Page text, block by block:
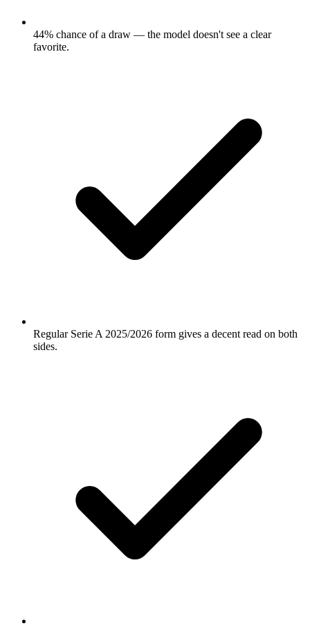
44% chance of a draw — the model doesn't see a clear
favorite.
Regular Serie A 2025/2026 form gives a decent read on both
sides.